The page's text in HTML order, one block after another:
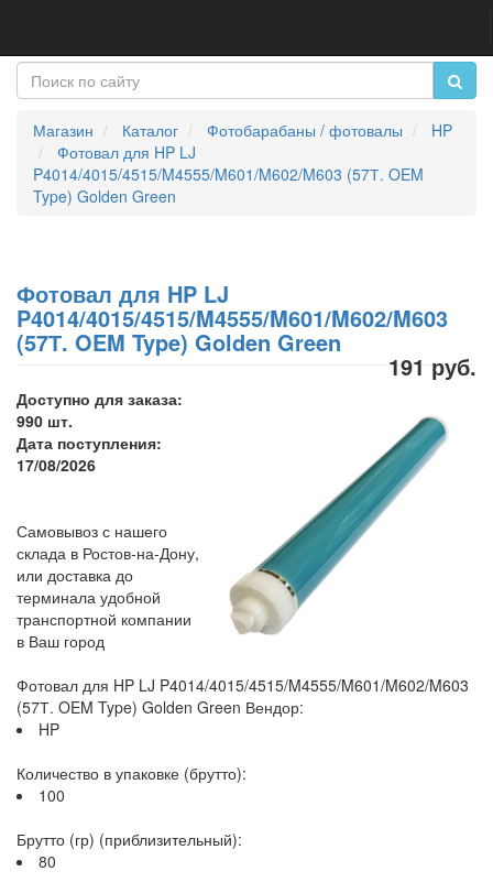
Магазин Каталог Фотобарабаны / фотовалы
HP
Фотовал для HP LJ
P4014/4015/4515/M4555/M601/M602/M603 (57Т. OEM
Type) Golden Green
Фотовал для HP LJ
P4014/4015/4515/M4555/M601/M602/M603
(57Т. OEM Type) Golden Green
191 руб.
Доступно для заказа:
990 шт.
Дата поступления:
17/08/2026
Самовывоз с нашего
склада в Ростов-на-Дону,
или доставка до
терминала удобной
транспортной компании
в Ваш город
Фотовал для HP LJ P4014/4015/4515/M4555/M601/M602/M603
(57Т. OEM Type) Golden Green Вендор:
HP
Количество в упаковке (брутто):
100
Брутто (гр) (приблизительный):
80